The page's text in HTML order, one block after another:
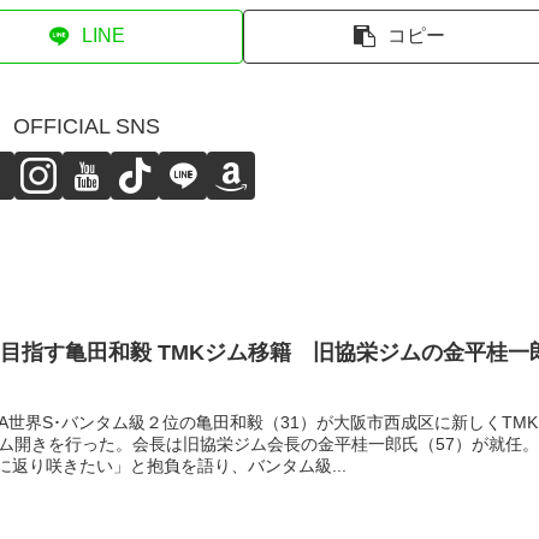
LINE コピー
OFFICIAL SNS
指す亀田和毅 TMKジム移籍 旧協栄ジムの金平桂一
世界S･バンタム級２位の亀田和毅（31）が大阪市西成区に新しくTMK
開きを行った。会長は旧協栄ジム会長の金平桂一郎氏（57）が就任。
返り咲きたい」と抱負を語り、バンタム級...